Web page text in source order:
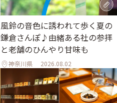
風鈴の音色に誘われて歩く夏の
鎌倉さんぽ♪由緒ある社の参拝
と老舗のひんやり甘味も
神奈川県 2026.08.02